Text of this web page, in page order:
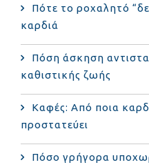
Πότε το ροχαλητό
καρδιά
Πόση άσκηση
καθιστικής ζωής
Καφές: Από ποια
προστατεύει
Πόσο γρήγορα